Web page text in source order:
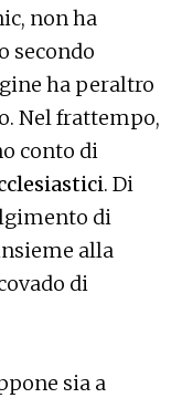
non ha
secondo
ha peraltro
Nel frattempo,
conto di
. Di
di
alla
di
sia a